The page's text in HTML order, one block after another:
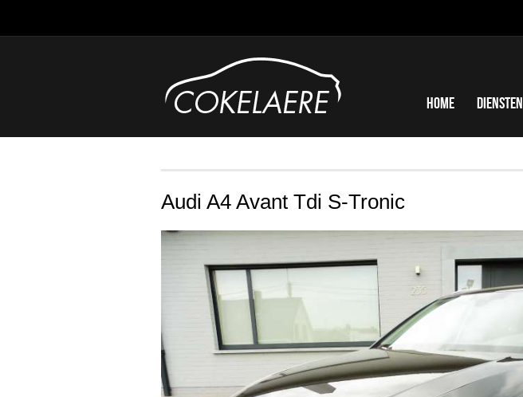
Home Diensten
Audi A4 Avant Tdi S-Tronic